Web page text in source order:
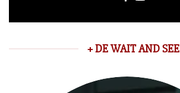
+ DE WAIT AND SEE